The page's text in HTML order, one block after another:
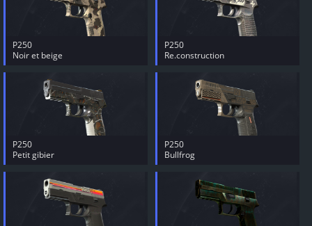
P250
Noir et beige
P250
Re.construction
P250
Petit gibier
P250
Bullfrog